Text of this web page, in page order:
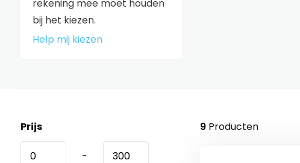
rekening mee moet houden
bij het kiezen.
Help mij kiezen
Prijs
-
9Producten